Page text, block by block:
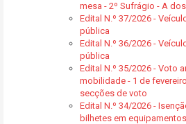
mesa - 2º Sufrágio - A
Edital N.º 37/2026 -
pública
Edital N.º 36/2026 -
pública
Edital N.º 35/2026 - Voto
mobilidade - 1 de
secções de voto
Edital N.º 34/2026 -
bilhetes em